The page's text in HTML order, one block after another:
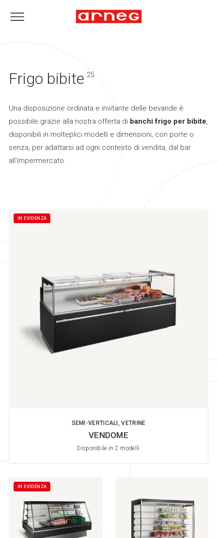
Frigo bibite 25
Una disposizione ordinata e invitante delle bevande è
possibile grazie alla nostra offerta di banchi frigo per bibite,
disponibili in molteplici modelli e dimensioni, con porte o
senza, per adattarsi ad ogni contesto di vendita, dal bar
all'impermercato.
IN EVIDENZA
SEMI-VERTICALI, VETRINE
VENDOME
Disponibile in 2 modelli
IN EVIDENZA